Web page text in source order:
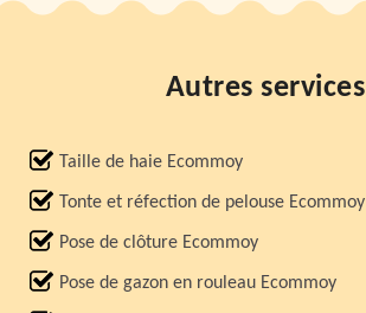
Autres services
Taille de haie Ecommoy
Tonte et réfection de pelouse Ecommoy
Pose de clôture Ecommoy
Pose de gazon en rouleau Ecommoy